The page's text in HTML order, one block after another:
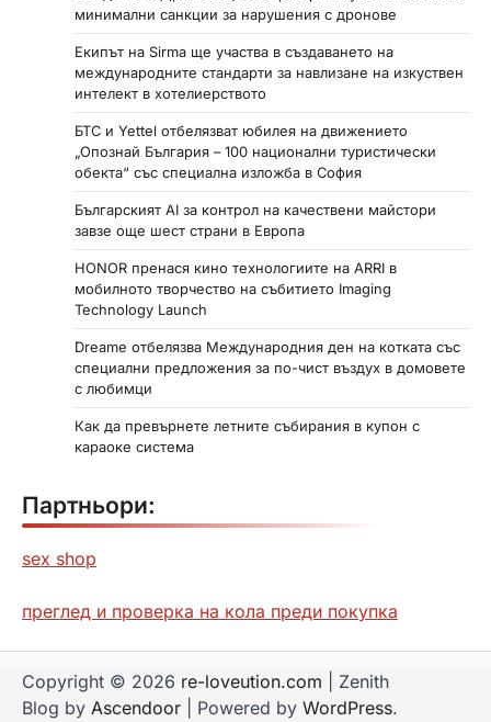
минимални санкции за нарушения с дронове
Екипът на Sirma ще участва в създаването на
международните стандарти за навлизане на изкуствен
интелект в хотелиерството
БТС и Yettel отбелязват юбилея на движението
„Опознай България – 100 национални туристически
обекта“ със специална изложба в София
Българският AI за контрол на качествени майстори
завзе още шест страни в Европа
HONOR пренася кино технологиите на ARRI в
мобилното творчество на събитието Imaging
Technology Launch
Dreame отбелязва Международния ден на котката със
специални предложения за по-чист въздух в домовете
с любимци
Как да превърнете летните събирания в купон с
караоке система
Партньори:
sex shop
преглед и проверка на кола преди покупка
Copyright © 2026 re-loveution.com | Zenith
Blog by Ascendoor | Powered by WordPress.